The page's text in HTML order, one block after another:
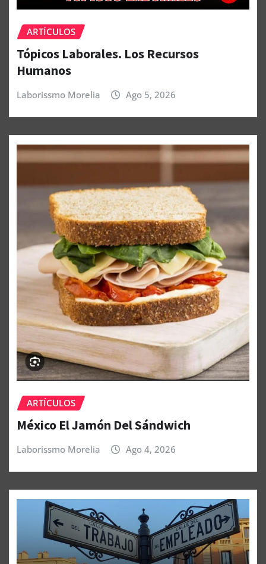
ARTÍCULOS
Tópicos Laborales. Los Recursos
Humanos
Laborissmo Morelia Ago 5, 2026
ARTÍCULOS
México El Jamón Del Sándwich
Laborissmo Morelia Ago 4, 2026